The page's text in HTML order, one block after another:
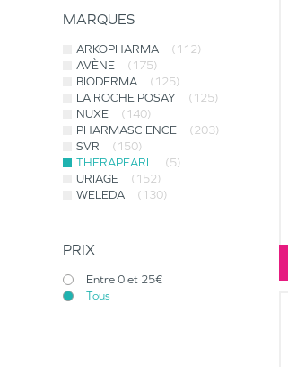
MARQUES
ARKOPHARMA
(112)
AVÈNE
(175)
BIODERMA
(125)
LA ROCHE POSAY
(125)
NUXE
(140)
PHARMASCIENCE
(203)
SVR
(150)
THERAPEARL
(5)
URIAGE
(152)
WELEDA
(130)
PRIX
Entre 0 et 25€
Tous